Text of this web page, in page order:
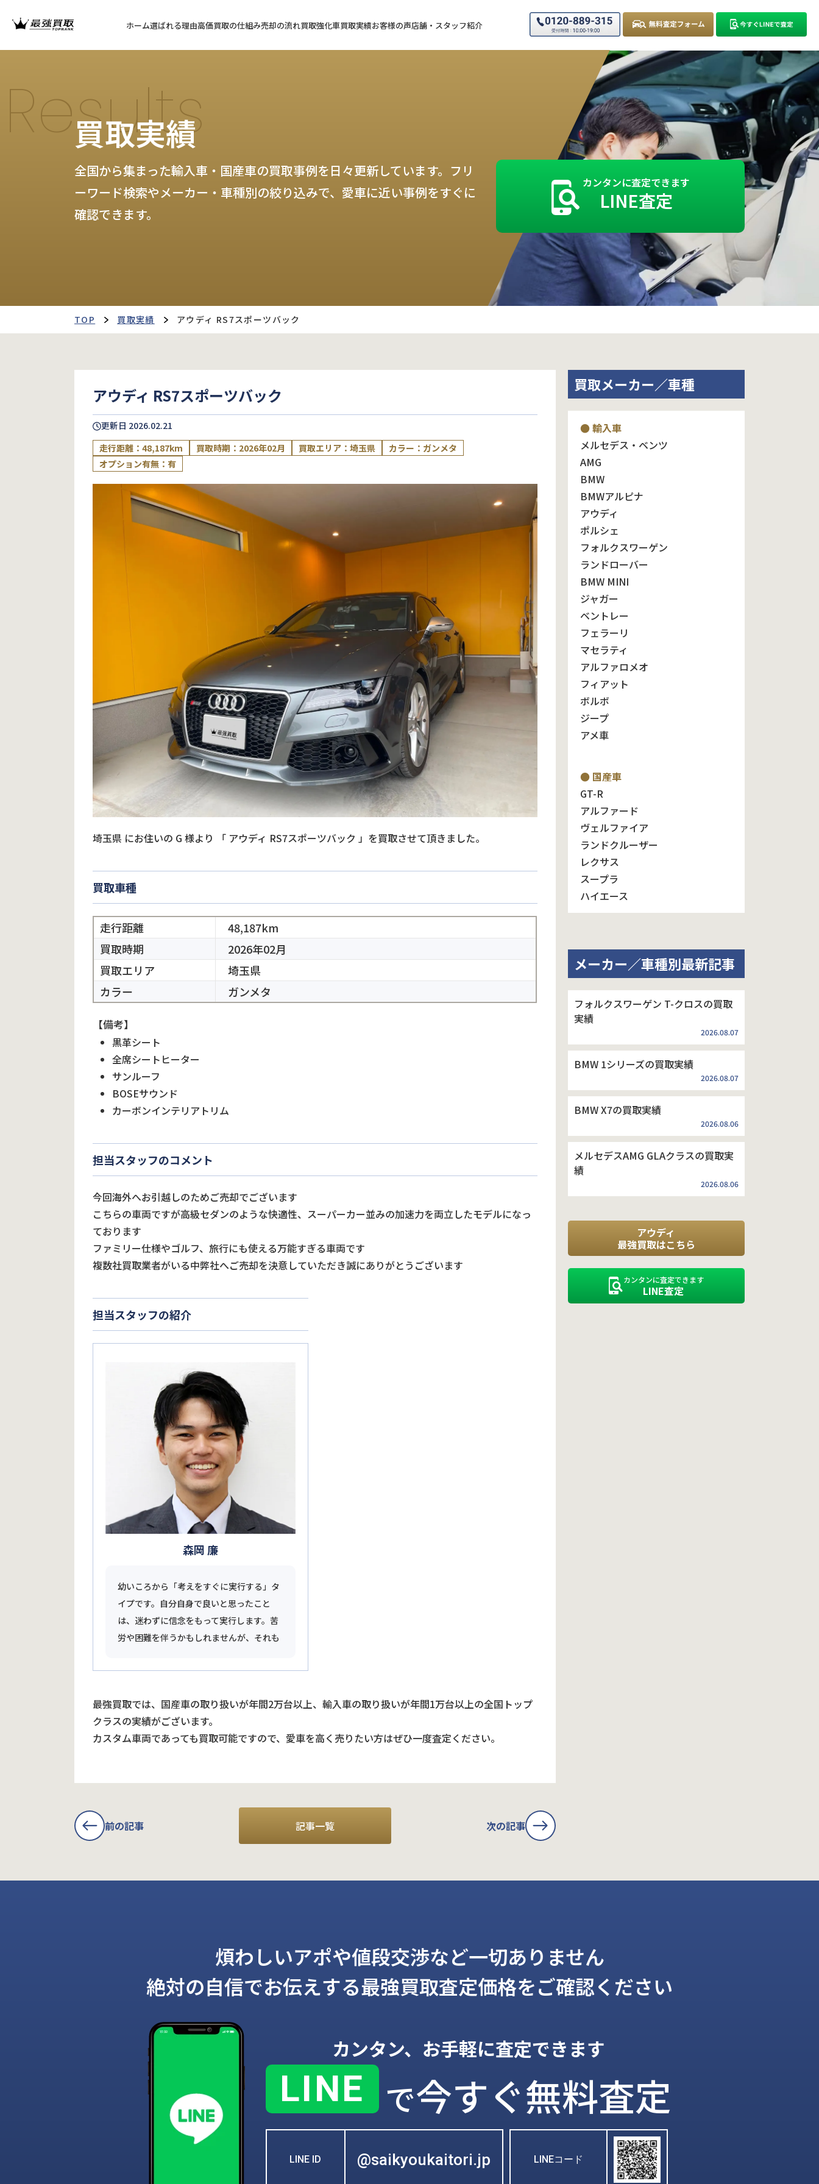
ホーム選ばれる理由高価買取の仕組み売却の流れ買取強化車買取実績お客様の声店舗・スタッフ紹介
Results
買取実績
全国から集まった輸入車・国産車の買取事例を日々更新しています。フリ
ーワード検索やメーカー・車種別の絞り込みで、愛車に近い事例をすぐに
確認できます。
カンタンに査定できます
LINE査定
TOP 買取実績 アウディ RS7スポーツバック
アウディ RS7スポーツバック
更新日 2026.02.21
走行距離：48,187km
買取時期：2026年02月 買取エリア：埼玉県
カラー：ガンメタ
オプション有無：有
埼玉県 にお住いの G 様より 「 アウディ RS7スポーツバック 」を買取させて頂きました。
買取車種
走行距離
48,187km
買取時期
2026年02月
買取エリア
埼玉県
カラー
ガンメタ
【備考】
黒革シート
全席シートヒーター
サンルーフ
BOSEサウンド
カーボンインテリアトリム
担当スタッフのコメント
今回海外へお引越しのためご売却でございます
こちらの車両ですが高級セダンのような快適性、スーパーカー並みの加速力を両立したモデルになっ
ております
ファミリー仕様やゴルフ、旅行にも使える万能すぎる車両です
複数社買取業者がいる中弊社へご売却を決意していただき誠にありがとうございます
担当スタッフの紹介
森岡 廉
幼いころから「考えをすぐに実行する」タ
イプです。自分自身で良いと思ったこと
は、迷わずに信念をもって実行します。苦
労や困難を伴うかもしれませんが、それも
最強買取では、国産車の取り扱いが年間2万台以上、輸入車の取り扱いが年間1万台以上の全国トップ
クラスの実績がございます。
カスタム車両であっても買取可能ですので、愛車を高く売りたい方はぜひ一度査定ください。
前の記事 記事一覧 次の記事
買取メーカー／車種
● 輸入車
メルセデス・ベンツ
AMG
BMW
BMWアルピナ
アウディ
ポルシェ
フォルクスワーゲン
ランドローバー
BMW MINI
ジャガー
ベントレー
フェラーリ
マセラティ
アルファロメオ
フィアット
ボルボ
ジープ
アメ車
● 国産車
GT-R
アルファード
ヴェルファイア
ランドクルーザー
レクサス
スープラ
ハイエース
メーカー／車種別最新記事
フォルクスワーゲン T-クロスの買取
実績
2026.08.07
BMW 1シリーズの買取実績
2026.08.07
BMW X7の買取実績
2026.08.06
メルセデスAMG GLAクラスの買取実
績
2026.08.06
アウディ
最強買取はこちら
カンタンに査定できます
LINE査定
煩わしいアポや値段交渉など一切ありません
絶対の自信でお伝えする最強買取査定価格をご確認ください
カンタン、お手軽に査定できます
LINE で今すぐ無料査定
LINE ID @saikyoukaitori.jp LINEコード